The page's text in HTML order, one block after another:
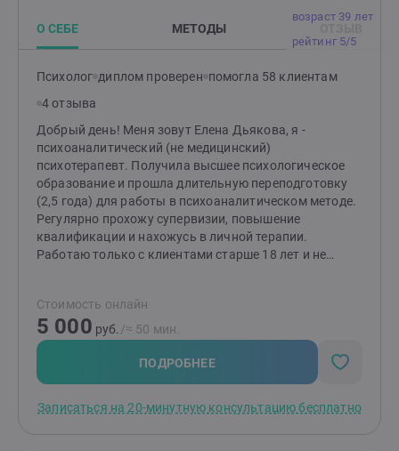
возраст 39 лет
рейтинг 5/5
О СЕБЕ МЕТОДЫ
Психолог диплом проверен помогла 58 клиентам
4 отзыва
Добрый день! Меня зовут Елена Дьякова, я -
психоаналитический (не медицинский)
психотерапевт. Получила высшее психологическое
образование и прошла длительную переподготовку
(2,5 года) для работы в психоаналитическом методе.
Регулярно прохожу супервизии, повышение
квалификации и нахожусь в личной терапии.
Работаю только с клиентами старше 18 лет и не
Стоимость онлайн
5 000 руб. /≈ 50 мин.
ПОДРОБНЕЕ
Записаться на 20-минутную консультацию бесплатно